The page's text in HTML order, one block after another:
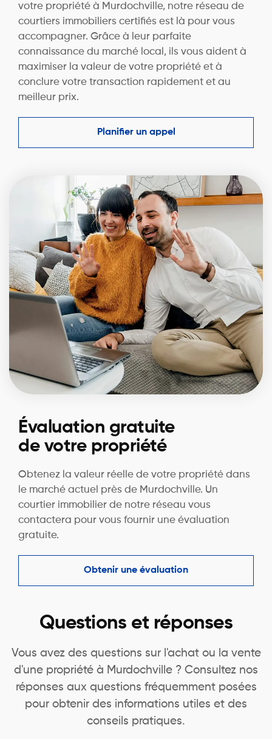
votre propriété à Murdochville, notre réseau de
courtiers immobiliers certifiés est là pour vous
accompagner. Grâce à leur parfaite
connaissance du marché local, ils vous aident à
maximiser la valeur de votre propriété et à
conclure votre transaction rapidement et au
meilleur prix.
Planifier un appel
Évaluation gratuite
de votre propriété
Obtenez la valeur réelle de votre propriété dans
le marché actuel près de Murdochville. Un
courtier immobilier de notre réseau vous
contactera pour vous fournir une évaluation
gratuite.
Obtenir une évaluation
Questions et réponses
Vous avez des questions sur l'achat ou la vente
d'une propriété à Murdochville ? Consultez nos
réponses aux questions fréquemment posées
pour obtenir des informations utiles et des
conseils pratiques.